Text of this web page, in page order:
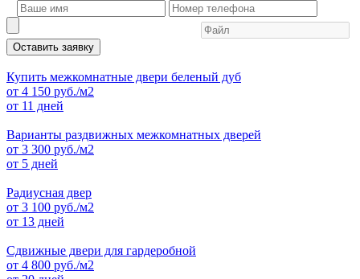
Оставить заявку
Купить межкомнатные двери беленый дуб
от 4 150 руб./м2
от 11 дней
Варианты раздвижных межкомнатных дверей
от 3 300 руб./м2
от 5 дней
Радиусная двер
от 3 100 руб./м2
от 13 дней
Сдвижные двери для гардеробной
от 4 800 руб./м2